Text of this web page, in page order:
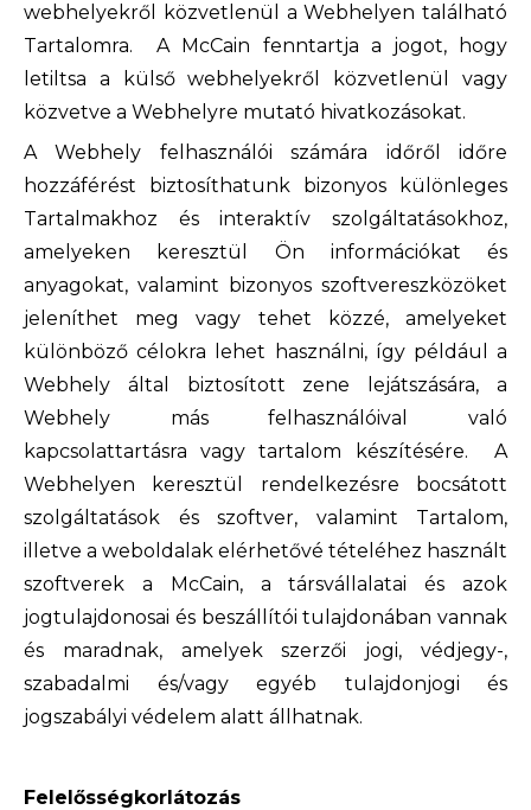
webhelyekről közvetlenül a Webhelyen található
Tartalomra. A McCain fenntartja a jogot, hogy
letiltsa a külső webhelyekről közvetlenül vagy
közvetve a Webhelyre mutató hivatkozásokat.
A Webhely felhasználói számára időről időre
hozzáférést biztosíthatunk bizonyos különleges
Tartalmakhoz és interaktív szolgáltatásokhoz,
amelyeken keresztül Ön információkat és
anyagokat, valamint bizonyos szoftvereszközöket
jeleníthet meg vagy tehet közzé, amelyeket
különböző célokra lehet használni, így például a
Webhely által biztosított zene lejátszására, a
Webhely más felhasználóival való
kapcsolattartásra vagy tartalom készítésére. A
Webhelyen keresztül rendelkezésre bocsátott
szolgáltatások és szoftver, valamint Tartalom,
illetve a weboldalak elérhetővé tételéhez használt
szoftverek a McCain, a társvállalatai és azok
jogtulajdonosai és beszállítói tulajdonában vannak
és maradnak, amelyek szerzői jogi, védjegy-,
szabadalmi és/vagy egyéb tulajdonjogi és
jogszabályi védelem alatt állhatnak.
Felelősségkorlátozás